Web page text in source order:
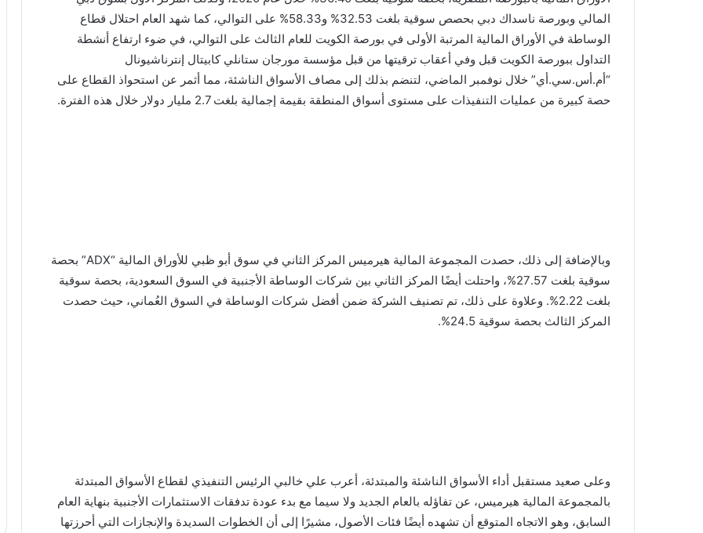
المالي وبورصة ناسداك دبي بحصص سوقية بلغت 32.53% و58.33% على التوالي، كما شهد العام احتلال قطاع
الوساطة في الأوراق المالية المرتبة الأولى في بورصة الكويت للعام الثالث على التوالي، في ضوء ارتفاع أنشطة
التداول ببورصة الكويت قبل وفي أعقاب ترقيتها من قبل مؤسسة مورجان ستانلي كابيتال إنترناشيونال
“أم.أس.سي.أي” خلال نوفمبر الماضي، لتنضم بذلك إلى مصاف الأسواق الناشئة، مما أثمر عن استحواذ القطاع على
حصة كبيرة من عمليات التنفيذات على مستوى أسواق المنطقة بقيمة إجمالية بلغت 2.7 مليار دولار خلال هذه الفترة.
وبالإضافة إلى ذلك، حصدت المجموعة المالية هيرميس المركز الثاني في سوق أبو ظبي للأوراق المالية “ADX” بحصة
سوقية بلغت 27.57%، واحتلت أيضًا المركز الثاني بين شركات الوساطة الأجنبية في السوق السعودية، بحصة سوقية
بلغت 2.22%. وعلاوة على ذلك، تم تصنيف الشركة ضمن أفضل شركات الوساطة في السوق العُماني، حيث حصدت
المركز الثالث بحصة سوقية 24.5%.
وعلى صعيد مستقبل أداء الأسواق الناشئة والمبتدئة، أعرب علي خالبي الرئيس التنفيذي لقطاع الأسواق المبتدئة
بالمجموعة المالية هيرميس، عن تفاؤله بالعام الجديد ولا سيما مع بدء عودة تدفقات الاستثمارات الأجنبية بنهاية العام
السابق، وهو الاتجاه المتوقع أن تشهده أيضًا فئات الأصول، مشيرًا إلى أن الخطوات السديدة والإنجازات التي أحرزتها